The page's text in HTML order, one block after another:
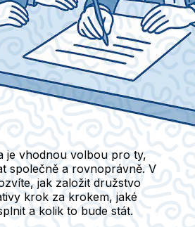
je vhodnou volbou pro ty,
společně a rovnoprávně. V
jak založit družstvo
krok za krokem, jaké
a kolik to bude stát.